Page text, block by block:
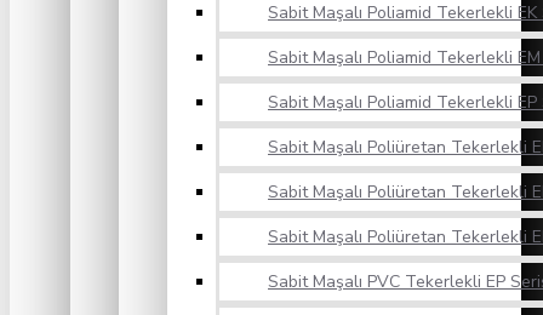
Sabit Maşalı Poliamid Tekerlekli EK
Sabit Maşalı Poliamid Tekerlekli
Sabit Maşalı Poliamid Tekerlekli EP
Sabit Maşalı Poliüretan Tekerlekli
Sabit Maşalı Poliüretan Tekerlekli
Sabit Maşalı Poliüretan Tekerlekli
Sabit Maşalı PVC Tekerlekli EP